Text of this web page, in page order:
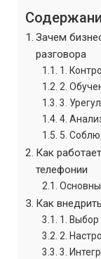
Зачем
разговора
1.
2.
3.
4.
5.
Как
телефонии
Как
1.
2.
3.